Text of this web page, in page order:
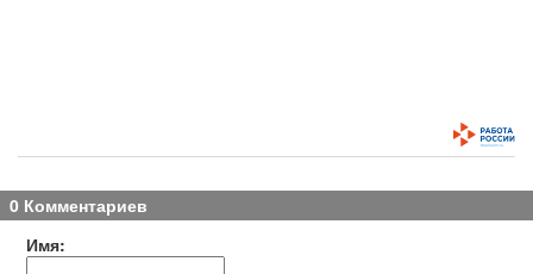
0 Комментариев
Имя: